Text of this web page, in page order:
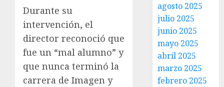
Durante su
intervención, el
director reconoció que
fue un “mal alumno” y
que nunca terminó la
carrera de Imagen y
agosto 2025
julio 2025
junio 2025
mayo 2025
abril 2025
marzo 2025
febrero 2025